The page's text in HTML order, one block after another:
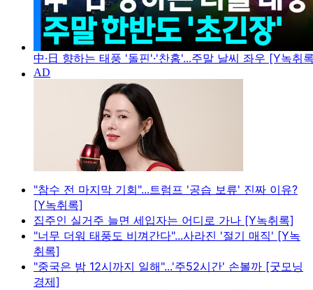
中·日 향하는 태풍 '돌핀'·'찬홈'...주말 날씨 좌우 [Y녹취
"참수 전 마지막 기회"...트럼프 '공습 보류' 진짜 이유?
[Y녹취록]
집주인 실거주 늘면 세입자는 어디로 가나 [Y녹취록]
"너무 더워 태풍도 비껴간다"...사라진 '절기 매직' [Y녹
취록]
"중국은 밤 12시까지 일해"...'주52시간' 손볼까 [굿모닝
경제]